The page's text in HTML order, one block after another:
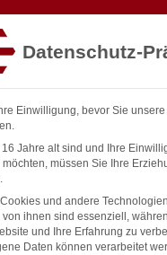
& Gastro Geräte
Ersatzteil
/
1/2″ 90° mit kurzer Spindel
Datenschutz-
Einwilligung, bevor Sie
Jahre alt sind und Ihre
müssen Sie Ihre
und andere
ihnen sind essenziell,
und Ihre Erfahrung zu
Daten können verarbeitet